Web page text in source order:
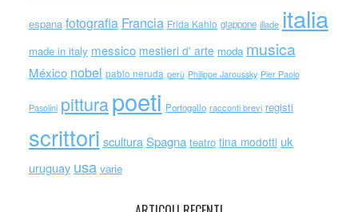
espana fotografia Francia Frida Kahlo giappone iliade italia
made in italy messico mestieri d' arte moda musica
México nobel pablo neruda perù Philippe Jaroussky Pier Paolo
Pasolini pitturapoeti Portogallo racconti brevi registi
scrittori scultura Spagna teatro tina modotti uk
uruguay usa varie